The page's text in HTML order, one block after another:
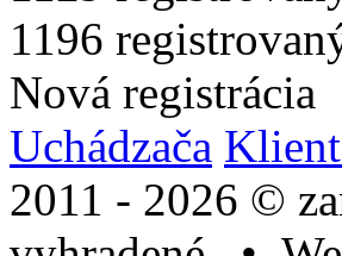
1196
Nová registrácia
Uchádzača
2011 - 2026 ©